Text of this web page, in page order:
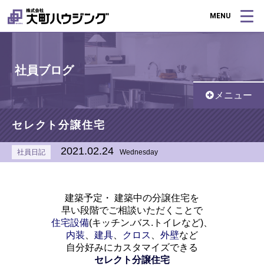
MENU
社員ブログ
メニュー
セレクト分譲住宅
社員日記 2021.02.24 Wednesday
建築予定・ 建築中の分譲住宅を
早い段階でご相談いただくことで
住宅設備(キッチン.バス.トイレなど)、
内装
建具 クロス 外壁など
自分好みにカスタマイズできる
セレクト分譲住宅